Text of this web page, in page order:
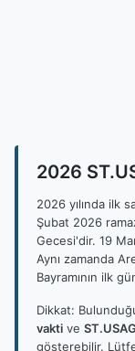
2026
2026 yılında ilk
Şubat 2026
Gecesi'dir. 19
Aynı zamanda
Bayramının ilk
Dikkat:
vakti ve
gösterebilir.